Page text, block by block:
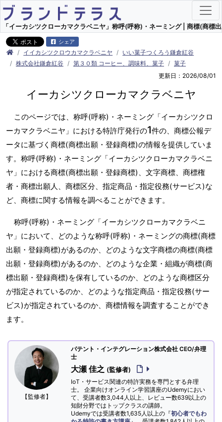
「イーカシツクローカマクラベニヤ」称呼(呼称)・ネーミング | 商標(商標
シェア
イイカシツクロウカマクラベニヤ
いい菓子つくろう鎌倉紅谷
株式会社鎌倉紅谷
第３０類 コーヒー、調味料、菓子
菓子
更新日：2026/08/01
イーカシツクローカマクラベニヤ
このページでは、称呼(呼称)・ネーミング「イーカシツクロ
ーカマクラベニヤ」における特許庁発行の1件の、商標公報デ
ータに基づく商標(商標出願・登録商標)の情報を提供していま
す。称呼(呼称)・ネーミング「イーカシツクローカマクラベニ
ヤ」における商標(商標出願・登録商標)、文字商標、商標権
者・商標出願人、商標区分、指定商品・指定役務(サービス)な
ど、商標に関する情報を調べることができます。
称呼(呼称)・ネーミング「イーカシツクローカマクラベニ
ヤ」において、どのような称呼(呼称)・ネーミングの商標(商標
出願・登録商標)があるのか、どのような文字商標の商標(商標
出願・登録商標)があるのか、どのような企業・組織が商標(商
標出願・登録商標)を保有しているのか、どのような商標区分
が指定されているのか、どのような指定商品・指定役務(サー
ビス)が指定されているのか、商標情報を調査することができ
ます。
【監修者】
パテント・インテグレーション株式会社 CEO/弁理
士
大瀬 佳之 (監修者)
IoT・サービス関連の特許実務を専門とする弁理
士。 企業向けオンライン学習講座のUdemyにおい
て、受講者数3,044人以上、レビュー数639以上の
知財分野ではトップクラスの講師。
Udemyでは受講者数1,635人以上の『初心者でもわ